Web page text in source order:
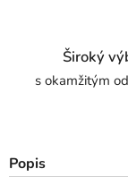
Široký
s okamžitým
Popis